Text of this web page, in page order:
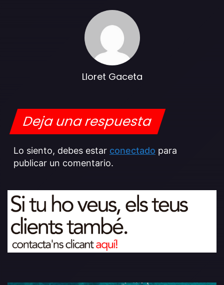
Lloret Gaceta
Deja una respuesta
Lo siento, debes estar conectado para
publicar un comentario.